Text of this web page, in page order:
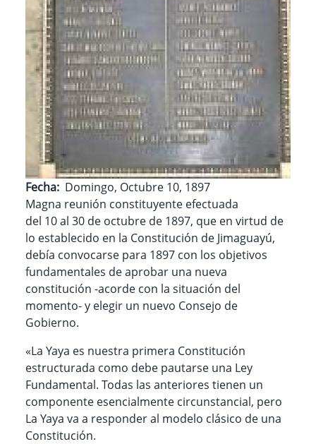
Fecha Domingo, Octubre 10, 1897
Magna reunión constituyente efectuada
del 10 al 30 de octubre de 1897, que en virtud de
lo establecido en la Constitución de Jimaguayú,
debía convocarse para 1897 con los objetivos
fundamentales de aprobar una nueva
constitución -acorde con la situación del
momento- y elegir un nuevo Consejo de
Gobierno.
«La Yaya es nuestra primera Constitución
estructurada como debe pautarse una Ley
Fundamental. Todas las anteriores tienen un
componente esencialmente circunstancial, pero
La Yaya va a responder al modelo clásico de una
Constitución.